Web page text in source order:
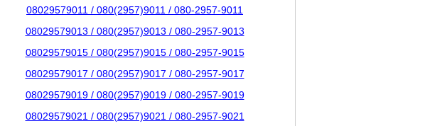
08029579011 / 080(2957)9011 / 080-2957-9011
08029579013 / 080(2957)9013 / 080-2957-9013
08029579015 / 080(2957)9015 / 080-2957-9015
08029579017 / 080(2957)9017 / 080-2957-9017
08029579019 / 080(2957)9019 / 080-2957-9019
08029579021 / 080(2957)9021 / 080-2957-9021